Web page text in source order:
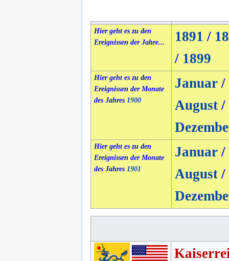
Hier geht es zu den
Ereignissen der Jahre...
1891 /
/ 1899
Hier geht es zu den
Ereignissen der Monate
des Jahres 1900
Januar/
August/
Hier geht es zu den
Ereignissen der Monate
des Jahres 1901
Januar/
August/